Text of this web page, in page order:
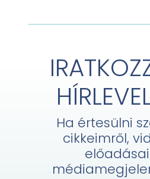
Ha értesülni
cikkeimről,